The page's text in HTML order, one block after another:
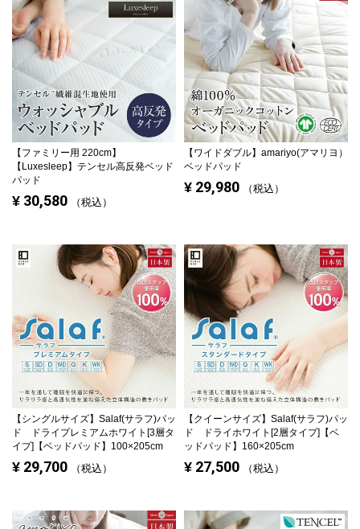
【ファミリー用 220cm】
【Luxesleep】テンセル高反発ベッド
パッド
¥ 30,580 税込
【ワイドダブル】 amariyo(アマリヨ）
ベッドパッド
¥ 29,980 税込
【シングルサイズ】 Salaf(サラフ)パッ
ド ドライプレミアムホワイト[3層タ
イプ]【ベッドパッド】100×205cm
¥ 29,700 税込
【クイーンサイズ】 Salaf(サラフ)パッ
ド ドライホワイト[2層タイプ]【ベ
ッドパッド】160×205cm
¥ 27,500 税込